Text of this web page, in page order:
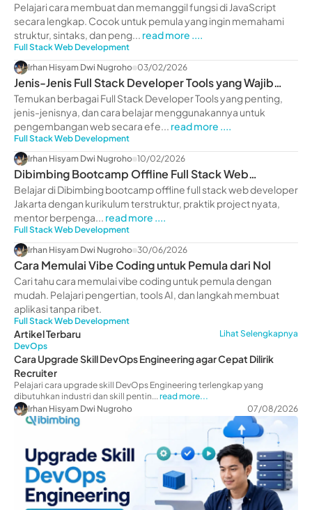
Contohnya
Pelajari cara membuat dan memanggil fungsi di JavaScript
secara lengkap. Cocok untuk pemula yang ingin memahami
struktur, sintaks, dan peng... read more ....
Full Stack Web Development
Irhan Hisyam Dwi Nugroho 03/02/2026
Jenis-Jenis Full Stack Developer Tools yang Wajib
Diketahui
Temukan berbagai Full Stack Developer Tools yang penting,
jenis-jenisnya, dan cara belajar menggunakannya untuk
pengembangan web secara efe... read more ....
Full Stack Web Development
Irhan Hisyam Dwi Nugroho 10/02/2026
Dibimbing Bootcamp Offline Full Stack Web
Developer Jakarta
Belajar di Dibimbing bootcamp offline full stack web developer
Jakarta dengan kurikulum terstruktur, praktik project nyata,
mentor berpenga... read more ....
Full Stack Web Development
Irhan Hisyam Dwi Nugroho 30/06/2026
Cara Memulai Vibe Coding untuk Pemula dari Nol
Cari tahu cara memulai vibe coding untuk pemula dengan
mudah. Pelajari pengertian, tools AI, dan langkah membuat
aplikasi tanpa ribet.
Full Stack Web Development
Artikel Terbaru
Lihat Selengkapnya
DevOps
Cara Upgrade Skill DevOps Engineering agar Cepat Dilirik
Recruiter
Pelajari cara upgrade skill DevOps Engineering terlengkap yang
dibutuhkan industri dan skill pentin...read more...
Irhan Hisyam Dwi Nugroho
07/08/2026